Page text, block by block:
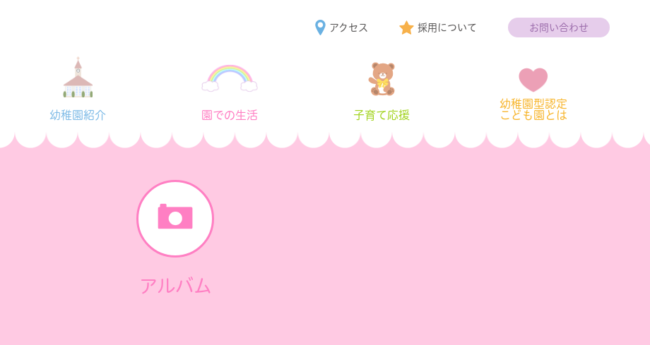
アクセス 採用について お問い合わせ
幼稚園紹介 園での生活 子育て応援
幼稚園型認定
こども園とは
アルバム